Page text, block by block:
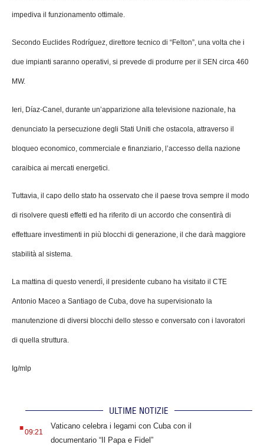
impediva il funzionamento ottimale.
Secondo Euclides Rodríguez, direttore tecnico di “Felton”, una volta che i
due impianti saranno operativi, si prevede di produrre per il SEN circa 460
MW.
Ieri, Díaz-Canel, durante un’apparizione alla televisione nazionale, ha
denunciato la persecuzione degli Stati Uniti che ostacola, attraverso il
bloqueo economico, commerciale e finanziario, l’accesso della nazione
caraibica ai mercati energetici.
Tuttavia, il capo dello stato ha osservato che il paese trova sempre il modo
di risolvere questi effetti ed ha riferito di un accordo che consentirà di
effettuare investimenti in più blocchi di generazione, il che darà maggiore
stabilità al sistema.
La mattina di questo venerdì, il presidente cubano ha visitato il CTE
Antonio Maceo a Santiago de Cuba, dove ha supervisionato la
manutenzione di diversi blocchi dello stesso e conversato con i lavoratori
di quella struttura.
Ig/mlp
ULTIME NOTIZIE
.09:21
Vaticano celebra i legami con Cuba con il
documentario “Il Papa e Fidel”